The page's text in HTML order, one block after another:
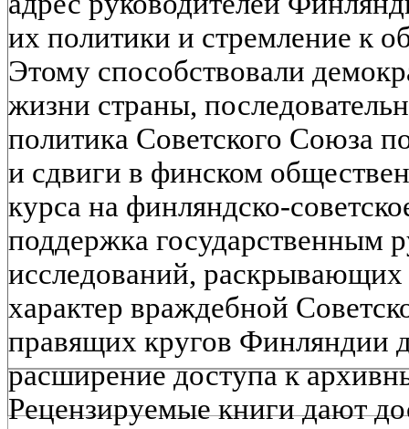
их политики и стремление к
Этому способствовали
жизни страны,
политика Советского Союза
и сдвиги в финском
курса на финляндско-
поддержка государственным
исследований,
характер враждебной
правящих кругов Финляндии
расширение доступа к
Рецензируемые книги дают